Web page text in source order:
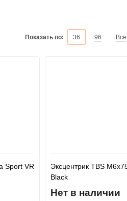
Показать по: 36 96 Все
Sport VR
Эксцентрик TBS
Black
Нет в наличии